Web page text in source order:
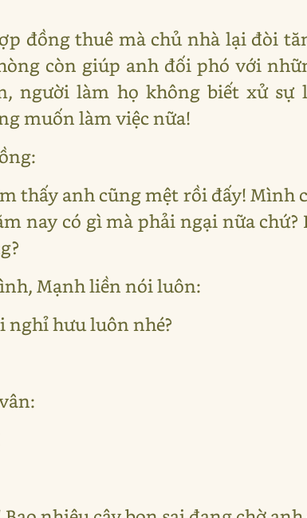
đồng thuê mà chủ nhà lại đòi
còn giúp anh đối phó với
người làm họ không biết xử sự
muốn làm việc nữa!
thấy anh cũng mệt rồi đấy! Mình
nay có gì mà phải ngại nữa
Mạnh liền nói luôn:
nghỉ hưu luôn nhé?